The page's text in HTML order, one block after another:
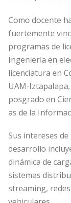
Como docente
fuertemente
programas de
Ingenierí­a en
licenciatura en
UAM-
posgrado en
as de la
Sus intereses
desarrollo
dinámica de
sistemas
streaming,